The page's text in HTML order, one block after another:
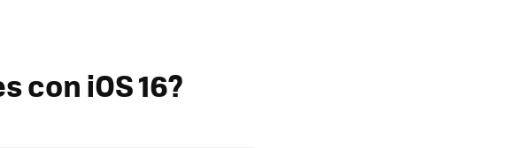
con iOS 16?